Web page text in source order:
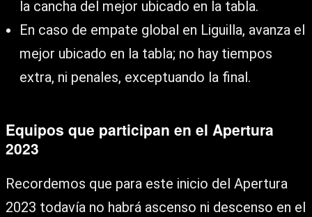
la cancha del mejor ubicado en la tabla.
En caso de empate global en Liguilla, avanza el
mejor ubicado en la tabla; no hay tiempos
extra, ni penales, exceptuando la final.
Equipos que participan en el Apertura
2023
Recordemos que para este inicio del Apertura
2023 todavía no habrá ascenso ni descenso en el